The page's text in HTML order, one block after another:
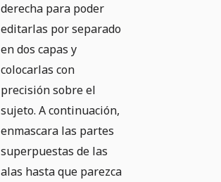
derecha para poder
editarlas por separado
en dos capas y
colocarlas con
precisión sobre el
sujeto. A continuación,
enmascara las partes
superpuestas de las
alas hasta que parezca